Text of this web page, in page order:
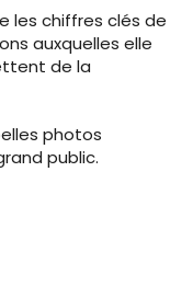
les chiffres clés de
auxquelles elle
de la
photos
public.